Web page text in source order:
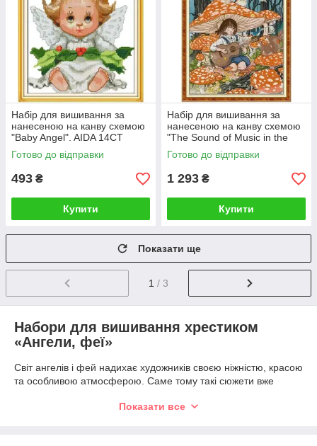
Набір для вишивання за
нанесеною на канву схемою
"Baby Angel". AIDA 14CT
printed 29*34 см
Готово до відправки
493 ₴
Купити
Набір для вишивання за
нанесеною на канву схемою
"The Sound of Music in the
Forest". AIDA 14CT printed
47*63 см
Готово до відправки
1 293 ₴
Купити
Показати ще
1 / 3
Набори для вишивання хрестиком
«Ангели, феї»
Світ ангелів і фей надихає художників своєю ніжністю, красою
та особливою атмосферою. Саме тому такі сюжети вже
вишивки хрестиком. Вони поєднують витончені образи, м'які
Показати все